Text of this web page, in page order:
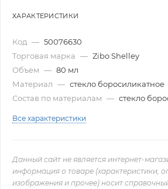
ХАРАКТЕРИСТИКИ
Код — 50076630
Торговая марка — Zibo Shelley
Объем — 80 мл
Материал — стекло боросиликатное
Состав по материалам — стекло
Все характеристики
Данный сайт не является интернет-
информация о товаре (характеристики,
изображения и прочее) носит